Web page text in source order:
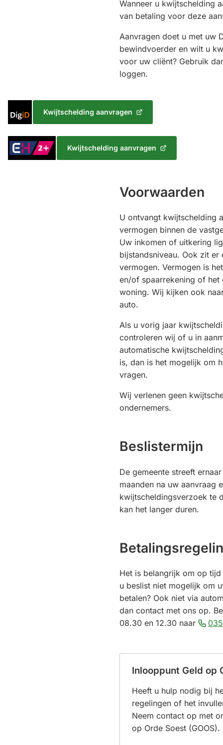
Wanneer u kwijtschelding
van betaling voor deze
Aanvragen doet u met uw
bewindvoerder en wilt u
voor uw cliënt? Gebruik
loggen.
met
Kwijtschelding aanvragen
(Verwijst
een
externe
website)
Inloggen
met
Kwijtschelding aanvragen
(Verwijst
Voorwaarden
U ontvangt kwijtschelding
vermogen binnen de
Uw inkomen of uitkering
bijstandsniveau. Ook zit er
vermogen. Vermogen is
en/of spaarrekening of het
woning. Wij kijken ook
auto.
Als u vorig jaar
controleren wij of u in
automatische
is, dan is het mogelijk om
vragen.
Wij verlenen geen
ondernemers.
Beslistermijn
De gemeente streeft
maanden na uw aanvraag
kwijtscheldingsverzoek te
kan het langer duren.
Het is belangrijk om op
u beslist niet mogelijk om
betalen? Ook niet via
dan contact met ons op.
08.30 en 12.30 naar
Inlooppunt Geld op
Heeft u hulp nodig bij
regelingen of het
Neem contact op met
op Orde Soest (GOOS).